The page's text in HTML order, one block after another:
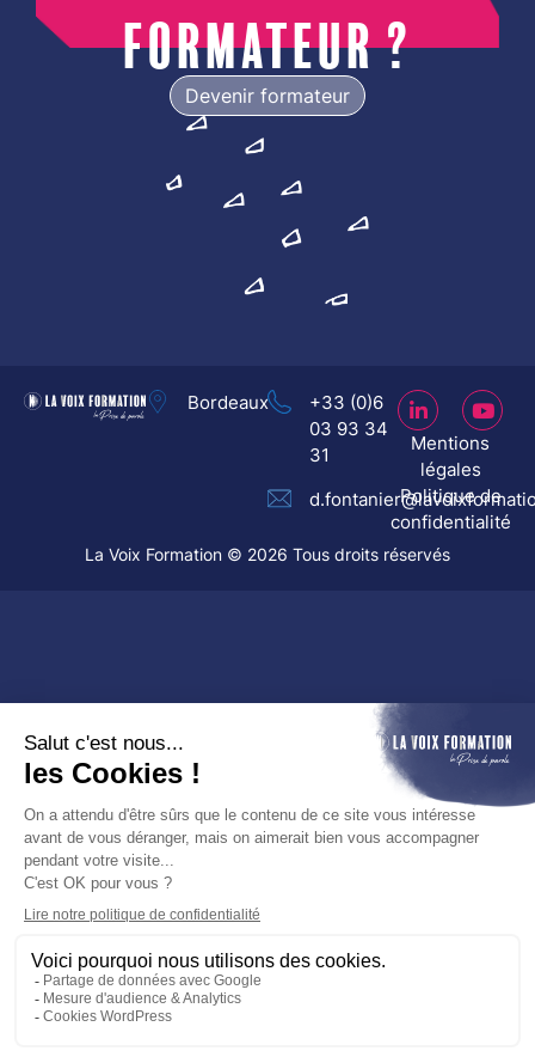
formateur ?
Devenir formateur
Bordeaux
+33 (0)6
03 93 34
31
Mentions
légales
Politique de
confidentialité
La Voix Formation © 2026 Tous droits réservés